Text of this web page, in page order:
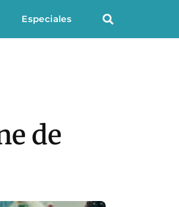
Especiales
de